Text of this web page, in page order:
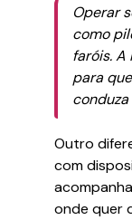
Operar
como
faróis. A
para
Outro
com
onde quer